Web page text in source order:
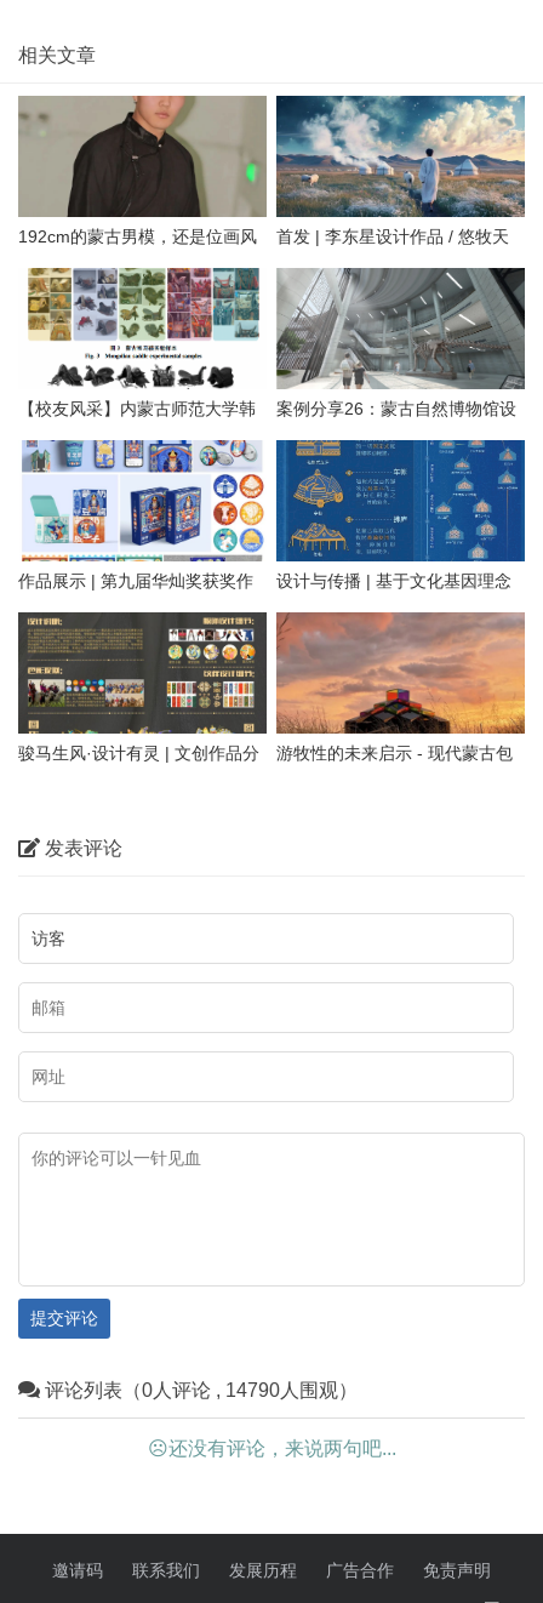
相关文章
192cm的蒙古男模，还是位画风
治愈的插画设计师。
首发 | 李东星设计作品 / 悠牧天
边·蒙古风情驿站民宿——自然疗
愈之地
【校友风采】内蒙古师范大学韩
海燕教授团队：基于感性工学和
AIGC的蒙古族马鞍造型座椅设计
案例分享26：蒙古自然博物馆设
计方案
作品展示 | 第九届华灿奖获奖作
品
设计与传播 | 基于文化基因理念
的蒙古包信息可视化设计
骏马生风·设计有灵 | 文创作品分
游牧性的未来启示 - 现代蒙古包
发表评论
提交评论
评论列表（0人评论 , 14790人围观）
☹还没有评论，来说两句吧...
邀请码 联系我们 发展历程 广告合作 免责声明